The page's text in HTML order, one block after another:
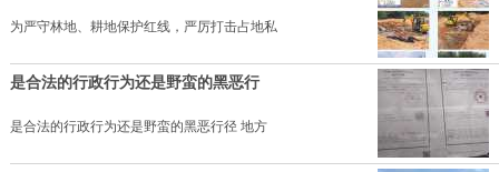
为严守林地、耕地保护红线，严厉打击占地私
是合法的行政行为还是野蛮的黑恶行
是合法的行政行为还是野蛮的黑恶行径 地方